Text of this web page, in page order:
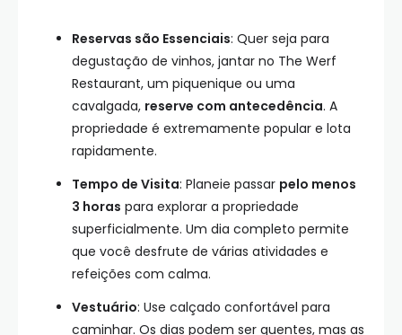
Reservas são Essenciais: Quer seja para
degustação de vinhos, jantar no The Werf
Restaurant, um piquenique ou uma
cavalgada, reserve com antecedência. A
propriedade é extremamente popular e lota
rapidamente.
Tempo de Visita: Planeie passar pelo menos
3 horas para explorar a propriedade
superficialmente. Um dia completo permite
que você desfrute de várias atividades e
refeições com calma.
Vestuário: Use calçado confortável para
caminhar. Os dias podem ser quentes, mas as